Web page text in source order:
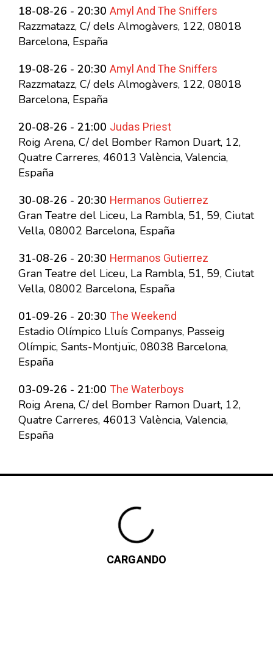
18-08-26 - 20:30 Amyl And The Sniffers
Razzmatazz, C/ dels Almogàvers, 122, 08018
Barcelona, España
19-08-26 - 20:30 Amyl And The Sniffers
Razzmatazz, C/ dels Almogàvers, 122, 08018
Barcelona, España
20-08-26 - 21:00 Judas Priest
Roig Arena, C/ del Bomber Ramon Duart, 12,
Quatre Carreres, 46013 València, Valencia,
España
30-08-26 - 20:30 Hermanos Gutierrez
Gran Teatre del Liceu, La Rambla, 51, 59, Ciutat
Vella, 08002 Barcelona, España
31-08-26 - 20:30 Hermanos Gutierrez
Gran Teatre del Liceu, La Rambla, 51, 59, Ciutat
Vella, 08002 Barcelona, España
01-09-26 - 20:30 The Weekend
Estadio Olímpico Lluís Companys, Passeig
Olímpic, Sants-Montjuïc, 08038 Barcelona,
España
03-09-26 - 21:00 The Waterboys
Roig Arena, C/ del Bomber Ramon Duart, 12,
Quatre Carreres, 46013 València, Valencia,
España
CARGANDO